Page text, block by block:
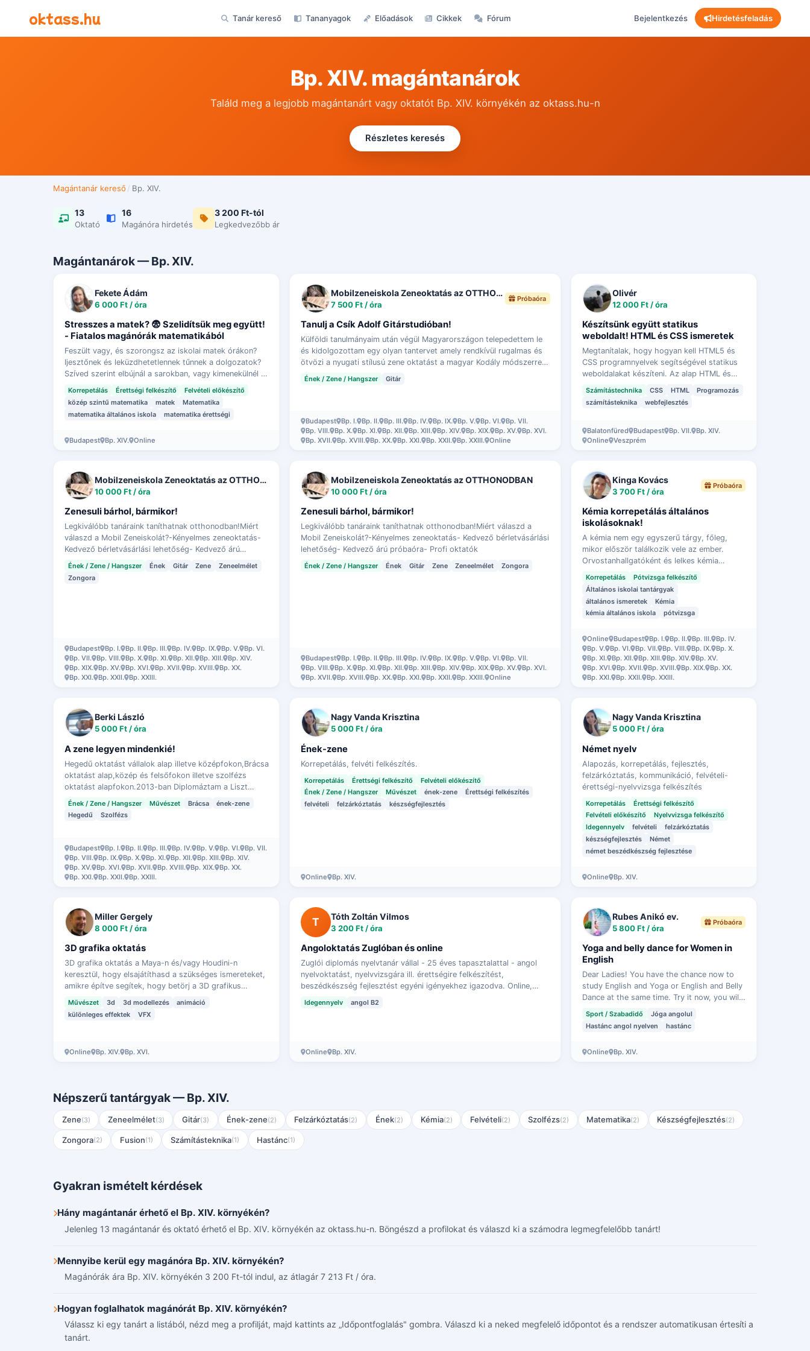
oktass.hu Tanár kereső Tananyagok Előadások Cikkek Fórum Bejelentkezés Hirdetésfeladás
Bp. XIV. magántanárok
Találd meg a legjobb magántanárt vagy oktatót Bp. XIV. környékén az oktass.hu-n
Részletes keresés
Magántanár kereső / Bp. XIV.
13
Oktató
16
Magánóra hirdetés
3 200 Ft-tól
Legkedvezőbb ár
Magántanárok — Bp. XIV.
Fekete Ádám
6 000 Ft / óra
Stresszes a matek? 😨 Szelidítsük meg együtt!
- Fiatalos magánórák matematikából
Feszült vagy, és szorongsz az iskolai matek órákon?
Ijesztőnek és leküzdhetetlennek tűnnek a dolgozatok?
Szíved szerint elbújnál a sarokban, vagy kimenekülnél a
teremből, csak többet látnod se kellje…
Korrepetálás Érettségi felkészítő
Felvételi előkészítő
közép szintű matematika
matek
Matematika
matematika általános iskola
matematika érettségi
Budapest Bp. XIV. Online
Mobilzeneiskola Zeneoktatás az OTTHONODBAN
7 500 Ft / óra
Próbaóra
Tanulj a Csík Adolf Gitárstudióban!
Külföldi tanulmányaim után végül Magyarországon telepedettem le
és kidolgozottam egy olyan tantervet amely rendkívül rugalmas és
ötvözi a nyugati stílusú zene oktatást a magyar Kodály módszerrel.
Töb…
Ének / Zene / Hangszer Gitár
Budapest Bp. I. Bp. II. Bp. III. Bp. IV. Bp. IX. Bp. V. Bp. VI.
Bp. VII.
Bp. VIII.
Bp. X. Bp. XI. Bp. XII. Bp. XIII. Bp. XIV. Bp. XIX. Bp. XV.
Bp. XVI.
Bp. XVII.
Bp. XVIII. Bp. XX. Bp. XXI. Bp. XXII. Bp. XXIII. Online
Olivér
12 000 Ft / óra
Készítsünk együtt statikus
weboldalt! HTML és CSS ismeretek
Megtanítalak, hogy hogyan kell HTML5 és
CSS programnyelvek segítségével statikus
weboldalakat készíteni. Az alap HTML és
CSS fogalmak és programozás struktúra
elsajátítása uán, egy webolal sablont át…
Számítástechnika CSS HTML
Programozás
számításteknika
webfejlesztés
Balatonfüred Budapest Bp. VII.
Bp. XIV.
Online
Veszprém
Mobilzeneiskola Zeneoktatás az OTTHONODBAN
10 000 Ft / óra
Zenesuli bárhol, bármikor!
Legkiválóbb tanáraink taníthatnak otthonodban!Miért
válaszd a Mobil Zeneiskolát?-Kényelmes zeneoktatás-
Kedvező bérletvásárlási lehetőség- Kedvező árú
próbaóra- Profi oktatókTovábbi részletek a webol…
Ének / Zene / Hangszer Ének Gitár Zene
Zeneelmélet
Zongora
Budapest Bp. I. Bp. II. Bp. III. Bp. IV. Bp. IX. Bp. V. Bp. VI.
Bp. VII. Bp. VIII. Bp. X. Bp. XI. Bp. XII. Bp. XIII. Bp. XIV.
Bp. XIX. Bp. XV. Bp. XVI. Bp. XVII. Bp. XVIII. Bp. XX.
Bp. XXI. Bp. XXII. Bp. XXIII.
Mobilzeneiskola Zeneoktatás az OTTHONODBAN
10 000 Ft / óra
Zenesuli bárhol, bármikor!
Legkiválóbb tanáraink taníthatnak otthonodban!Miért válaszd a
Mobil Zeneiskolát?-Kényelmes zeneoktatás- Kedvező bérletvásárlási
lehetőség- Kedvező árú próbaóra- Profi oktatók
Ének / Zene / Hangszer Ének Gitár Zene Zeneelmélet Zongora
Budapest Bp. I. Bp. II. Bp. III. Bp. IV. Bp. IX. Bp. V. Bp. VI. Bp. VII.
Bp. VIII. Bp. X. Bp. XI. Bp. XII. Bp. XIII. Bp. XIV. Bp. XIX. Bp. XV. Bp. XVI.
Bp. XVII. Bp. XVIII. Bp. XX. Bp. XXI. Bp. XXII. Bp. XXIII. Online
Kinga Kovács
3 700 Ft / óra
Próbaóra
Kémia korrepetálás általános
iskolásoknak!
A kémia nem egy egyszerű tárgy, főleg,
mikor először találkozik vele az ember.
Orvostanhallgatóként és lelkes kémia
és 8. osztályos tanulóknak, akik elvesz…
Korrepetálás
Pótvizsga felkészítő
Általános iskolai tantárgyak
általános ismeretek
Kémia
kémia általános iskola
pótvizsga
Online Budapest Bp. I. Bp. II. Bp. III. Bp. IV.
Bp. V. Bp. VI. Bp. VII. Bp. VIII. Bp. IX. Bp. X.
Bp. XI. Bp. XII. Bp. XIII. Bp. XIV. Bp. XV.
Bp. XVI. Bp. XVII. Bp. XVIII. Bp. XIX. Bp. XX.
Bp. XXI. Bp. XXII. Bp. XXIII.
Berki László
5 000 Ft / óra
A zene legyen mindenkié!
Hegedű oktatást vállalok alap illetve középfokon,Brácsa
oktatást alap,közép és felsőfokon illetve szolfézs
oktatást alapfokon.2013-ban Diplomáztam a Liszt
Ferenc Zeneművészeti Egyetemen.
Ének / Zene / Hangszer Művészet Brácsa
ének-zene
Hegedű
Szolfézs
Budapest Bp. I. Bp. II. Bp. III. Bp. IV. Bp. V. Bp. VI.
Bp. VII.
Bp. VIII.
Bp. IX. Bp. X. Bp. XI. Bp. XII. Bp. XIII.
Bp. XIV.
Bp. XV.
Bp. XVI. Bp. XVII. Bp. XVIII. Bp. XIX.
Bp. XX.
Bp. XXI.
Bp. XXII. Bp. XXIII.
Nagy Vanda Krisztina
5 000 Ft / óra
Ének-zene
Korrepetálás, felvéti felkészítés.
Korrepetálás Érettségi felkészítő
Felvételi előkészítő
Ének / Zene / Hangszer
Művészet ének-zene
Érettségi felkészítés
felvételi
felzárkóztatás készségfejlesztés
Online Bp. XIV.
Nagy Vanda Krisztina
5 000 Ft / óra
Német nyelv
Alapozás, korrepetálás, fejlesztés,
felzárkóztatás, kommunikáció, felvételi-
érettségi-nyelvvizsga felkészítés
Korrepetálás
Érettségi felkészítő
Felvételi előkészítő
Nyelvvizsga felkészítő
Idegennyelv
felvételi
felzárkóztatás
készségfejlesztés
Német
német beszédkészség fejlesztése
Online Bp. XIV.
Miller Gergely
8 000 Ft / óra
3D grafika oktatás
3D grafika oktatás a Maya-n és/vagy Houdini-n
keresztül, hogy elsajátíthasd a szükséges ismereteket,
amikre építve segítek, hogy betörj a 3D grafikus
szakmába. Modellezés, textúrázás, világítás, komp…
Művészet 3d 3d modellezés
animáció
különleges effektek
VFX
Online Bp. XIV. Bp. XVI.
T Tóth Zoltán Vilmos
3 200 Ft / óra
Angoloktatás Zuglóban és online
Zuglói diplomás nyelvtanár vállal - 25 éves tapasztalattal - angol
nyelvoktatást, nyelvvizsgára ill. érettségire felkészítést,
beszédkészség fejlesztést egyéni igényekhez igazodva. Online,
Idegennyelv angol B2
Online Bp. XIV.
Rubes Anikó ev.
5 800 Ft / óra
Próbaóra
Yoga and belly dance for Women in
English
Dear Ladies! You have the chance now to
study English and Yoga or English and Belly
Dance at the same time. Try it now, you will
enjoy it, I am sure. It is not just fun, but it
keeps you healthy and …
Sport / Szabadidő
Jóga angolul
Hastánc angol nyelven
hastánc
Online Bp. XIV.
Népszerű tantárgyak — Bp. XIV.
Zene(3) Zeneelmélet(3) Gitár(3) Ének-zene(2) Felzárkóztatás(2) Ének(2) Kémia(2) Felvételi(2) Szolfézs(2) Matematika(2) Készségfejlesztés(2)
Zongora(2) Fusion(1) Számításteknika(1) Hastánc(1)
Gyakran ismételt kérdések
Hány magántanár érhető el Bp. XIV. környékén?
Jelenleg 13 magántanár és oktató érhető el Bp. XIV. környékén az oktass.hu-n. Böngészd a profilokat és válaszd ki a számodra legmegfelelőbb tanárt!
Mennyibe kerül egy magánóra Bp. XIV. környékén?
Magánórák ára Bp. XIV. környékén 3 200 Ft-tól indul, az átlagár 7 213 Ft / óra.
Hogyan foglalhatok magánórát Bp. XIV. környékén?
Válassz ki egy tanárt a listából, nézd meg a profilját, majd kattints az „Időpontfoglalás" gombra. Válaszd ki a neked megfelelő időpontot és a rendszer automatikusan értesíti a
tanárt.